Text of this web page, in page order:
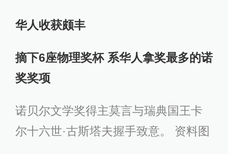
华人收获颇丰
摘下6座物理奖杯 系华人拿奖最多的诺
奖奖项
诺贝尔文学奖得主莫言与瑞典国王卡
尔十六世·古斯塔夫握手致意。 资料图